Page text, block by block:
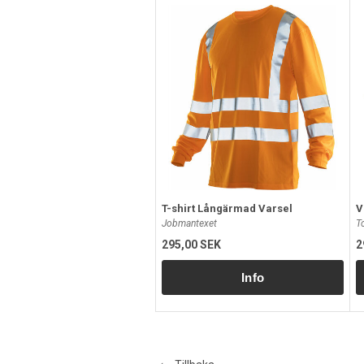
T-shirt Långärmad Varsel
Jobmantexet
295,00 SEK